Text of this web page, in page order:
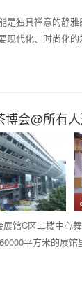
独具禅意的静
现代化、时尚化
会@所有
馆C区二楼中心
平方米的展